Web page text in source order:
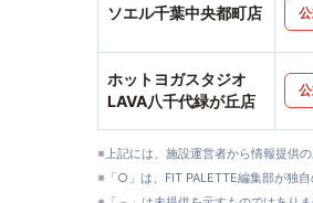
ソエル千葉中央都町店
ホットヨガスタジオ
LAVA八千代緑が丘店
※上記には、施設運営者から情報提供
※「○」は、FIT PALETTE編集部が独